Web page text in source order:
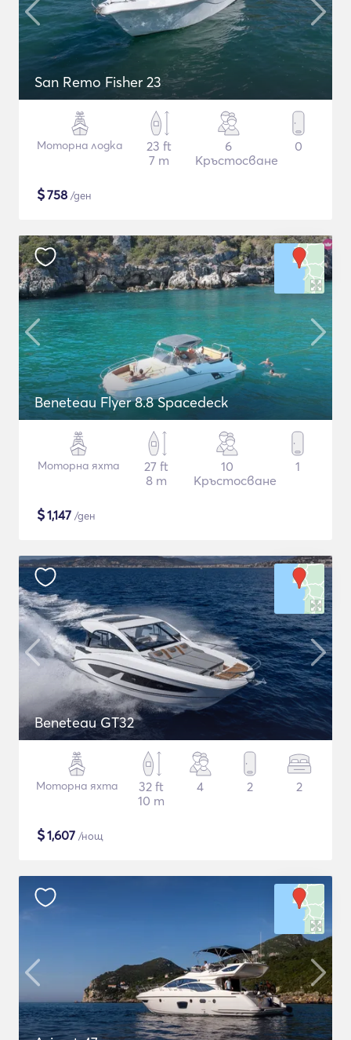
San Remo Fisher 23
Моторна лодка
23 ft
7 m
6
Кръстосване
0
$758 /ден
Beneteau Flyer 8.8 Spacedeck
Моторна яхта
27 ft
8 m
10
Кръстосване
1
$1,147 /ден
Beneteau GT32
Моторна яхта
32 ft
10 m
4 2 2
$1,607 /нощ